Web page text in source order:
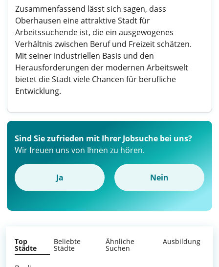
Zusammenfassend lässt sich sagen, dass
Oberhausen eine attraktive Stadt für
Arbeitssuchende ist, die ein ausgewogenes
Verhältnis zwischen Beruf und Freizeit schätzen.
Mit seiner industriellen Basis und den
Herausforderungen der modernen Arbeitswelt
bietet die Stadt viele Chancen für berufliche
Entwicklung.
Sind Sie zufrieden mit Ihrer Jobsuche bei uns?
Wir freuen uns von Ihnen zu hören.
Ja Nein
Top
Städte
Beliebte
Städte
Ähnliche
Suchen
Ausbildung